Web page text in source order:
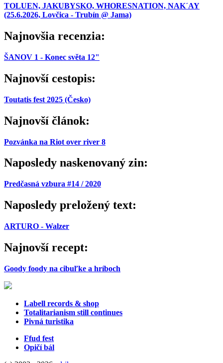
TOLUEN, JAKUBYSKO, WHORESNATION, NAK´AY
(25.6.2026, Lovčica - Trubín @ Jama)
Najnovšia recenzia:
ŠANOV 1 - Konec světa 12"
Najnovší cestopis:
Toutatis fest 2025 (Česko)
Najnovší článok:
Pozvánka na Riot over river 8
Naposledy naskenovaný zin:
Predčasná vzbura #14 / 2020
Naposledy preložený text:
ARTURO - Walzer
Najnovší recept:
Goody foody na cibuľke a hríboch
Labell records & shop
Totalitarianism still continues
Pivná turistika
Ffud fest
Opičí bál